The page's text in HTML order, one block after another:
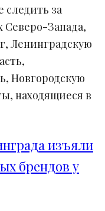
следить за
Северо-Запада,
Ленинградскую
Новгородскую
находящиеся в
изъяли
брендов у